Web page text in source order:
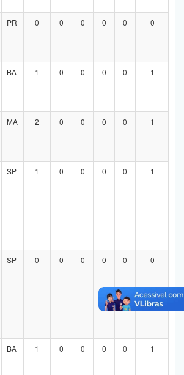
PR 0 0 0 0 0 0
BA 1 0 0 0 0 1
MA 2 0 0 0 0 1
SP 1 0 0 0 0 1
SP 0 0 0 0 0 0
BA 1 0 0 0 0 1